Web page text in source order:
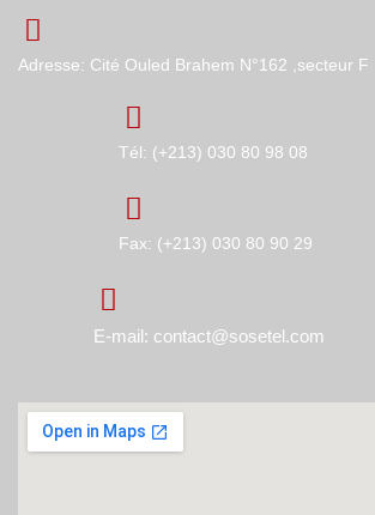
Adresse: Cité Ouled Brahem N°162 ,secteur F
Tél: (+213) 030 80 98 08
Fax: (+213) 030 80 90 29
E-mail: contact@sosetel.com